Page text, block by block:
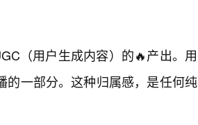
（用户生成内容）的🔥产出。用
的一部分。这种归属感，是任何纯